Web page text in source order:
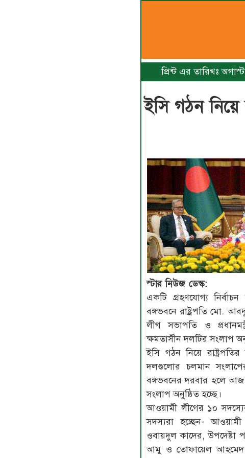
প্রিন্ট এর তারিখঃ
ইসি গঠন নিয়ে
স্টার নিউজ ডেস্ক:
একটি গ্রহণযোগ্য
বঙ্গভবনে রাষ্ট্রপতি মো.
লীগ সভাপতি ও
ক্ষমতাসীন দলটির সংলাপ
ইসি গঠন নিয়ে
দলগুলোর চলমান
বঙ্গভবনের দরবার হলে
সংলাপ অনুষ্ঠিত হচ্ছে।
আওয়ামী লীগের ১০
সদস্যরা হচ্ছেন-
ওবায়দুল কাদের,
আমু ও তোফায়েল আহমেদ,